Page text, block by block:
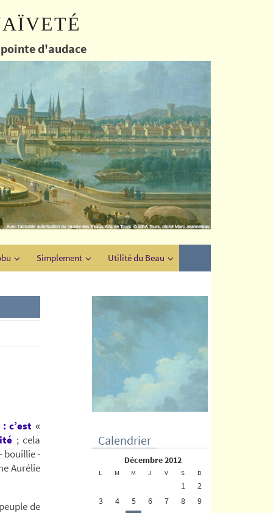
d'audace
Simplement Utilité du Beau
:c’est «
; cela
bouillie -
Aurélie
de
Calendrier
décembre 2012
L M M J V S D
1
2
3
4 5 6 7 8
9